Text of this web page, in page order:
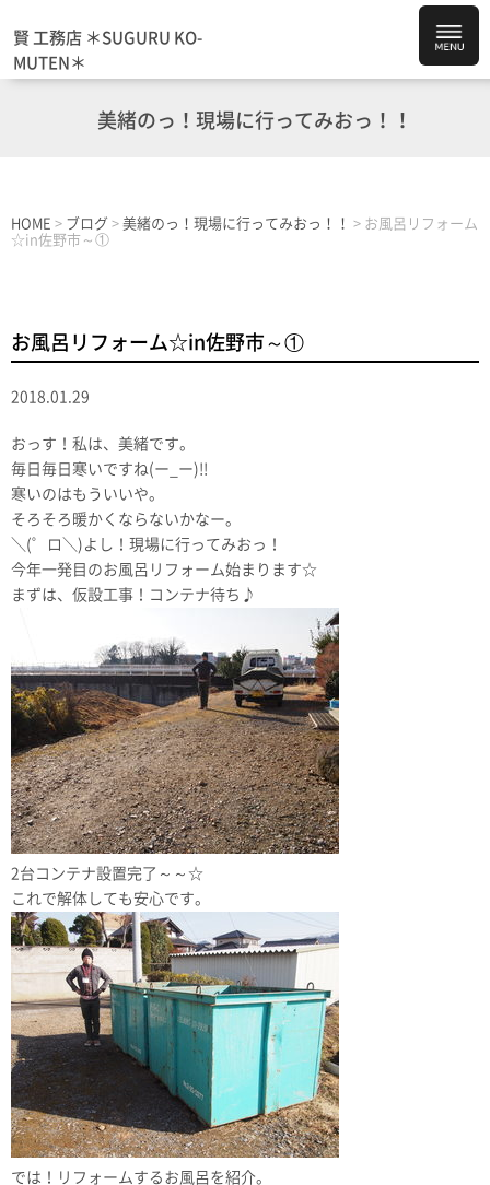
賢 工務店 ＊SUGURU KO-
MUTEN＊
美緒のっ！現場に行ってみおっ！！
HOME > ブログ > 美緒のっ！現場に行ってみおっ！！ > お風呂リフォーム
☆in佐野市～①
お風呂リフォーム☆in佐野市～①
2018.01.29
おっす！私は、美緒です。
毎日毎日寒いですね(ー_ー)!!
寒いのはもういいや。
そろそろ暖かくならないかなー。
＼(゜ロ＼)よし！現場に行ってみおっ！
今年一発目のお風呂リフォーム始まります☆
まずは、仮設工事！コンテナ待ち♪
2台コンテナ設置完了～～☆
これで解体しても安心です。
では！リフォームするお風呂を紹介。